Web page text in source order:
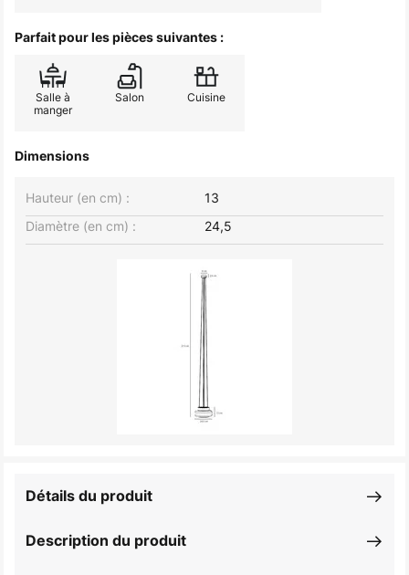
Parfait pour les pièces suivantes :
Salle à
manger
Salon Cuisine
Dimensions
Hauteur (en cm) :
13
Diamètre (en cm) :
24,5
Description du produit
Détails du produit